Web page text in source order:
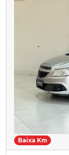
Baixa Km